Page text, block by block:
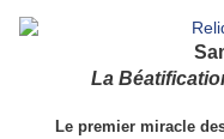
La
Le premier miracle